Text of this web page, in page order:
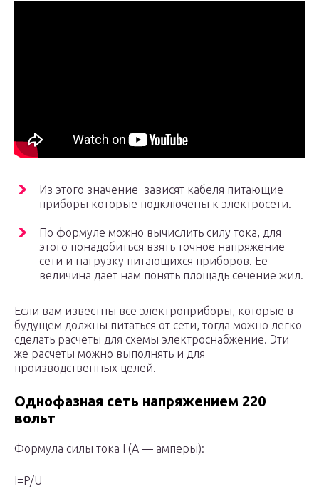
Из этого значение зависят кабеля питающие
приборы которые подключены к электросети.
По формуле можно вычислить силу тока, для
этого понадобиться взять точное напряжение
сети и нагрузку питающихся приборов. Ее
величина дает нам понять площадь сечение жил.
Если вам известны все электроприборы, которые в
будущем должны питаться от сети, тогда можно легко
сделать расчеты для схемы электроснабжение. Эти
же расчеты можно выполнять и для
производственных целей.
Однофазная сеть напряжением 220
вольт
Формула силы тока I (A — амперы):
I=P/U